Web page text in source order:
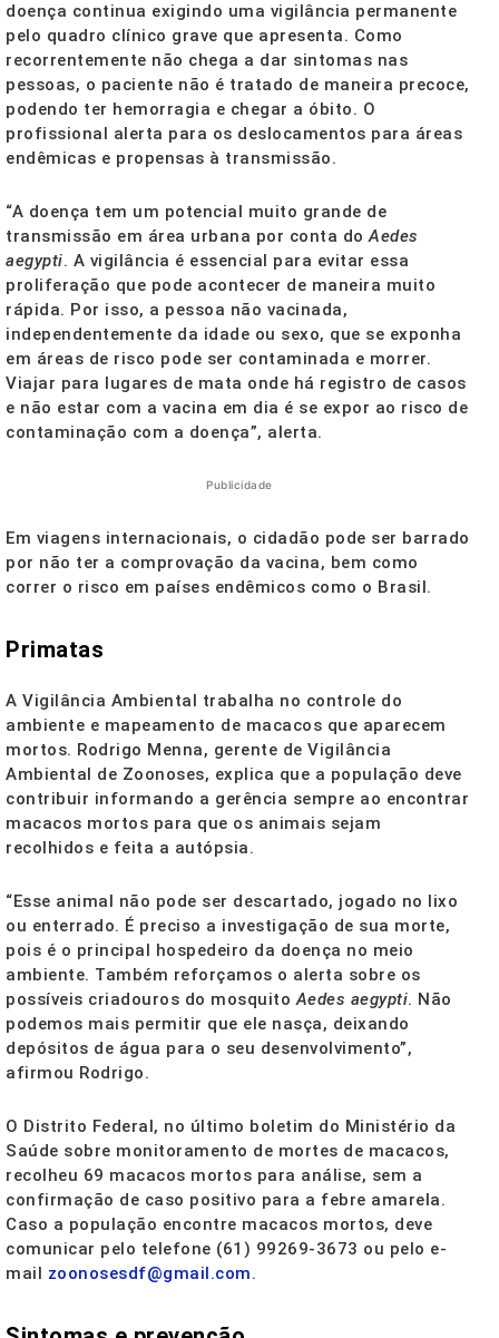
doença continua exigindo uma vigilância permanente
pelo quadro clínico grave que apresenta. Como
recorrentemente não chega a dar sintomas nas
pessoas, o paciente não é tratado de maneira precoce,
podendo ter hemorragia e chegar a óbito. O
profissional alerta para os deslocamentos para áreas
endêmicas e propensas à transmissão.
“A doença tem um potencial muito grande de
transmissão em área urbana por conta doAedes
aegypti. A vigilância é essencial para evitar essa
proliferação que pode acontecer de maneira muito
rápida. Por isso, a pessoa não vacinada,
independentemente da idade ou sexo, que se exponha
em áreas de risco pode ser contaminada e morrer.
Viajar para lugares de mata onde há registro de casos
e não estar com a vacina em dia é se expor ao risco de
contaminação com a doença”, alerta.
Publicidade
Em viagens internacionais, o cidadão pode ser barrado
por não ter a comprovação da vacina, bem como
correr o risco em países endêmicos como o Brasil.
Primatas
A Vigilância Ambiental trabalha no controle do
ambiente e mapeamento de macacos que aparecem
mortos. Rodrigo Menna, gerente de Vigilância
Ambiental de Zoonoses, explica que a população deve
contribuir informando a gerência sempre ao encontrar
macacos mortos para que os animais sejam
recolhidos e feita a autópsia.
“Esse animal não pode ser descartado, jogado no lixo
ou enterrado. É preciso a investigação de sua morte,
pois é o principal hospedeiro da doença no meio
ambiente. Também reforçamos o alerta sobre os
possíveis criadouros do mosquitoAedes aegypti. Não
podemos mais permitir que ele nasça, deixando
depósitos de água para o seu desenvolvimento”,
afirmou Rodrigo.
O Distrito Federal, no último boletim do Ministério da
Saúde sobre monitoramento de mortes de macacos,
recolheu 69 macacos mortos para análise, sem a
confirmação de caso positivo para a febre amarela.
Caso a população encontre macacos mortos, deve
comunicar pelo telefone (61) 99269-3673 ou pelo e-
mail zoonosesdf@gmail.com.